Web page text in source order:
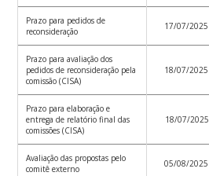
Prazo para pedidos de
reconsideração
17/07/2025
Prazo para avaliação dos
pedidos de reconsideração pela
comissão (CISA)
18/07/2025
Prazo para elaboração e
entrega de relatório final das
comissões (CISA)
18/07/2025
Avaliação das propostas pelo
comitê externo
05/08/2025